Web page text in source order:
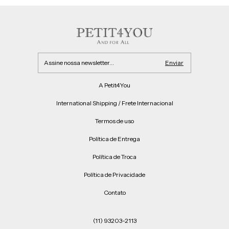
A Petit4You
International Shipping / Frete Internacional
Termos de uso
Política de Entrega
Política de Troca
Política de Privacidade
Contato
(11) 93203-2113